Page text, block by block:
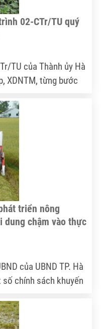
02-CTr/TU quý
TU của Thành ủy Hà
XDNTM, từng bước
hiện chương trình,
phá và đạt được
nhiên, quá trình
hạn chế từ cơ
của một bộ phận cán
triển nông
dung chậm vào thực
của UBND TP. Hà
chính sách khuyến
2012-2016
2012, nhưng sau